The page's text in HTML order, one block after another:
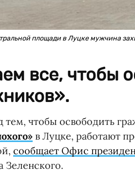
площади в Луцке мужчина
все, чтобы
тем, чтобы освободить
в Луцке, работают
сообщает Офис
Зеленского.